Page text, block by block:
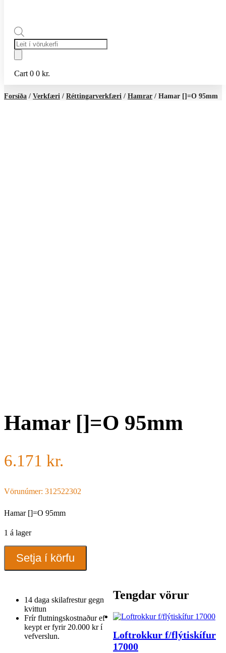
Products
search
Cart 0 0 kr.
Forsíða / Verkfæri / Réttingarverkfæri / Hamrar / Hamar []=O 95mm
Hamar []=O 95mm
6.171 kr.
Vörunúmer: 312522302
Hamar []=O 95mm
1 á lager
Hamar
[]=OSetja í körfu
14 daga skilafrestur gegn
kvittun
Frír flutningskostnaður ef
keypt er fyrir 20.000 kr í
vefverslun.
Tengdar vörur
Loftrokkur f/flýtiskífur
17000